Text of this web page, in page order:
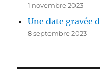
1 novembre 2023
Une date gravée
8 septembre 2023